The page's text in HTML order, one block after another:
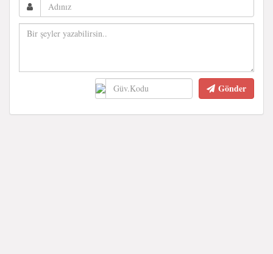
Gönder